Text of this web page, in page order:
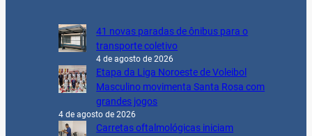
41 novas paradas de ônibus para o
transporte coletivo
4 de agosto de 2026
Etapa da Liga Noroeste de Voleibol
Masculino movimenta Santa Rosa com
grandes jogos
4 de agosto de 2026
Carretas oftalmológicas iniciam